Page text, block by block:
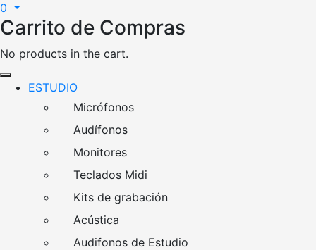
0
Carrito de Compras
No products in the cart.
ESTUDIO
Micrófonos
Audífonos
Monitores
Teclados Midi
Kits de grabación
Acústica
Audifonos de Estudio